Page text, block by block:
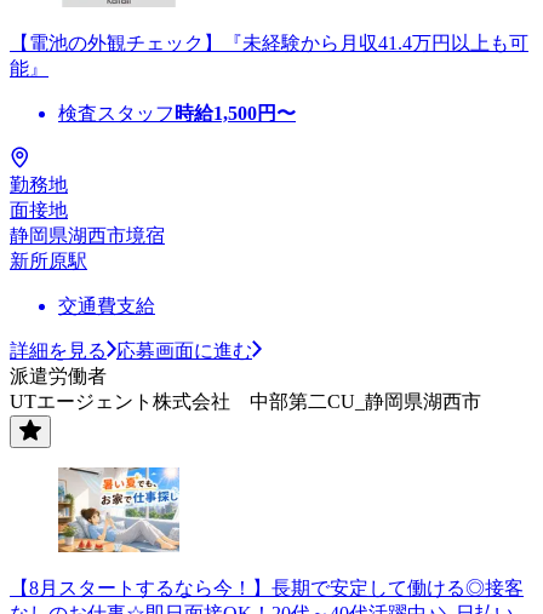
【電池の外観チェック】『未経験から月収41.4万円以上も可
能』
検査スタッフ 時給1,500円〜
勤務地
面接地
静岡県湖西市境宿
新所原駅
交通費支給
詳細を見る
応募画面に進む
派遣労働者
UTエージェント株式会社 中部第二CU_静岡県湖西市
【8月スタートするなら今！】長期で安定して働ける◎接客